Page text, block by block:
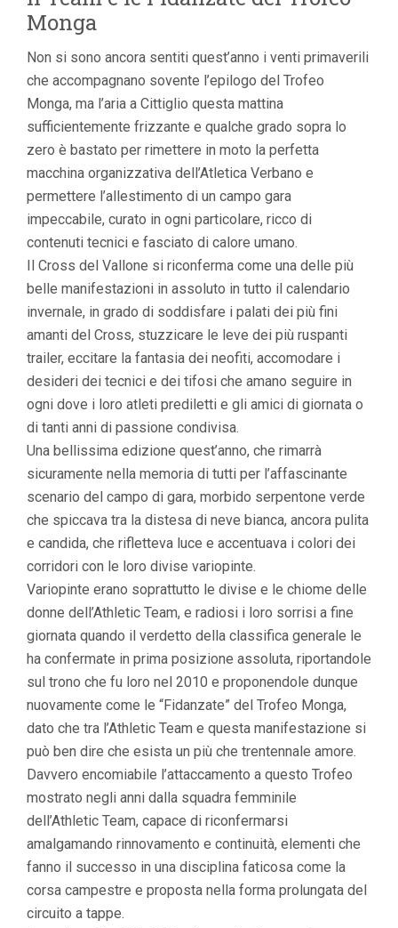
Monga
Non si sono ancora sentiti quest’anno i venti primaverili
che accompagnano sovente l’epilogo del Trofeo
Monga, ma l’aria a Cittiglio questa mattina
sufficientemente frizzante e qualche grado sopra lo
zero è bastato per rimettere in moto la perfetta
macchina organizzativa dell’Atletica Verbano e
permettere l’allestimento di un campo gara
impeccabile, curato in ogni particolare, ricco di
contenuti tecnici e fasciato di calore umano.
Il Cross del Vallone si riconferma come una delle più
belle manifestazioni in assoluto in tutto il calendario
invernale, in grado di soddisfare i palati dei più fini
amanti del Cross, stuzzicare le leve dei più ruspanti
trailer, eccitare la fantasia dei neofiti, accomodare i
desideri dei tecnici e dei tifosi che amano seguire in
ogni dove i loro atleti prediletti e gli amici di giornata o
di tanti anni di passione condivisa.
Una bellissima edizione quest’anno, che rimarrà
sicuramente nella memoria di tutti per l’affascinante
scenario del campo di gara, morbido serpentone verde
che spiccava tra la distesa di neve bianca, ancora pulita
e candida, che rifletteva luce e accentuava i colori dei
corridori con le loro divise variopinte.
Variopinte erano soprattutto le divise e le chiome delle
donne dell’Athletic Team, e radiosi i loro sorrisi a fine
giornata quando il verdetto della classifica generale le
ha confermate in prima posizione assoluta, riportandole
sul trono che fu loro nel 2010 e proponendole dunque
nuovamente come le “Fidanzate” del Trofeo Monga,
dato che tra l’Athletic Team e questa manifestazione si
può ben dire che esista un più che trentennale amore.
Davvero encomiabile l’attaccamento a questo Trofeo
mostrato negli anni dalla squadra femminile
dell’Athletic Team, capace di riconfermarsi
amalgamando rinnovamento e continuità, elementi che
fanno il successo in una disciplina faticosa come la
corsa campestre e proposta nella forma prolungata del
circuito a tappe.